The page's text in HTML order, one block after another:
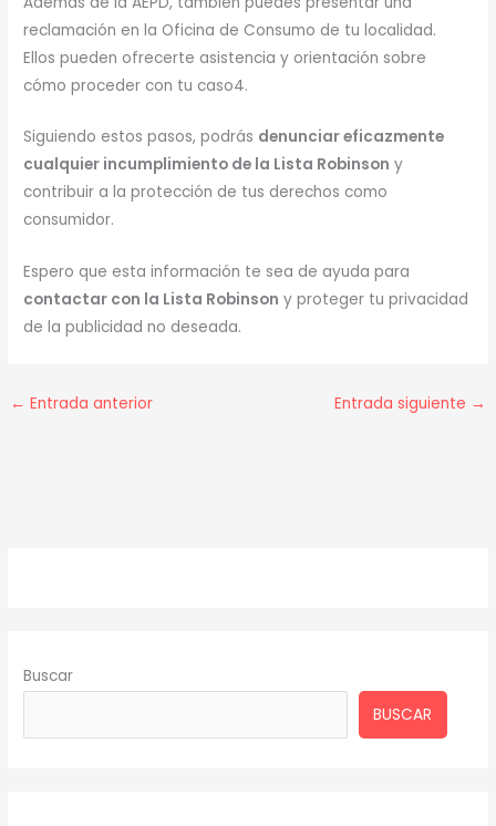
reclamación en la Oficina de Consumo de tu localidad.
Ellos pueden ofrecerte asistencia y orientación sobre
cómo proceder con tu caso4.
Siguiendo estos pasos, podrás denunciar eficazmente
cualquier incumplimiento de la Lista Robinson y
contribuir a la protección de tus derechos como
consumidor.
Espero que esta información te sea de ayuda para
contactar con la Lista Robinson y proteger tu privacidad
de la publicidad no deseada.
← Entrada anterior Entrada siguiente →
Buscar
BUSCAR